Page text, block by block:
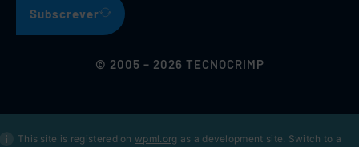
Subscrever
© 2005 – 2026 TECNOCRIMP
This site is registered on wpml.org as a development site. Switch to a